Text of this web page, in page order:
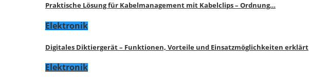
Praktische Lösung für Kabelmanagement mit Kabelclips – Ordnung…
Elektronik
Digitales Diktiergerät – Funktionen, Vorteile und Einsatzmöglichkeiten erklärt
Elektronik